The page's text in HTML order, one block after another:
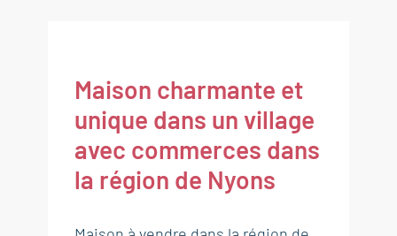
Maison charmante et
unique dans un village
avec commerces dans
la région de Nyons